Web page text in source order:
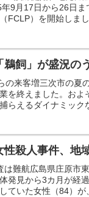
9月17日から26日
FCLP）を開始しま
鵜飼」が盛況の
の来客増三次市の夏
を終えました。およ
らえるダイナミック
性殺人事件、地
は難航広島県庄原市
発見から3カ月が経
ていた女性（84）